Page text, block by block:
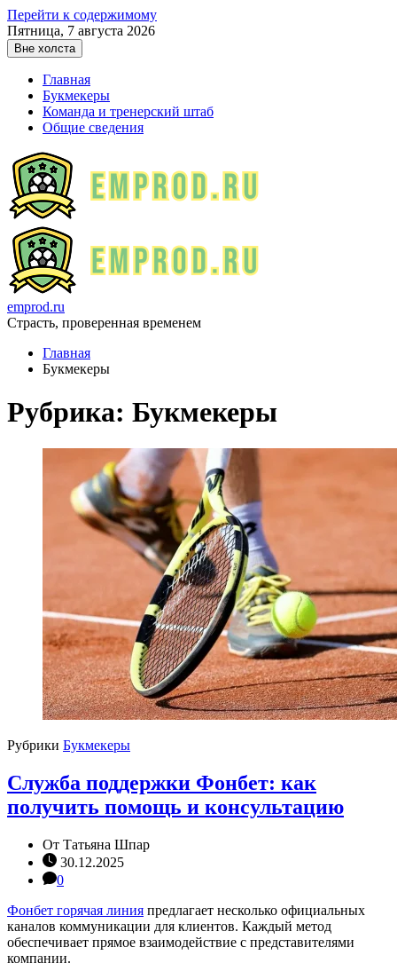
Перейти к содержимому
Пятница, 7 августа 2026
Вне холста
Главная
Букмекеры
Команда и тренерский штаб
Общие сведения
emprod.ru
Страсть, проверенная временем
Главная
Букмекеры
Рубрика: Букмекеры
Рубрики Букмекеры
Служба поддержки Фонбет: как
получить помощь и консультацию
От Татьяна Шпар
30.12.2025
0
Фонбет горячая линия предлагает несколько официальных
каналов коммуникации для клиентов. Каждый метод
обеспечивает прямое взаимодействие с представителями
компании.